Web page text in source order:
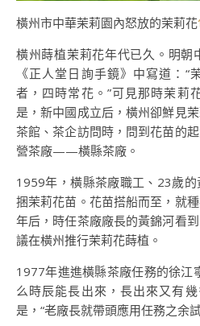
橫州市中華茉莉園內怒放的茉莉花
橫州蒔植茉莉花年代已久。明朝
《正人堂日詢手鏡》中寫道：“
者，四時常花。”可見那時茉莉
是，新中國成立后，橫州卻鮮見
茶館、茶企訪問時，問到花苗的
營茶廠——橫縣茶廠。
1959年，橫縣茶廠職工、23歲
捆茉莉花苗。花苗搭船而至，就
年后，時任茶廠廠長的黃錦河看
議在橫州推行茉莉花蒔植。
1977年進進橫縣茶廠任務的徐江
么時辰能長出來，長出來又有
是，“老廠長就帶頭應用任務之余